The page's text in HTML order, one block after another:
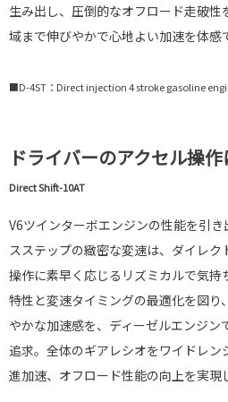
生み出し、圧倒的なオフロード走破
域まで伸びやかで心地よい加速を体感
■D-4ST：Direct injection 4 stroke gasoline
ドライバーのアクセル操作
Direct Shift-10AT
V6ツインターボエンジンの性能を引
スステップの緻密な変速は、ダイレ
操作に素早く応じるリズミカルで気
特性と変速タイミングの最適化を図
やかな加速感を、ディーゼルエンジ
追求。全体のギアレシオをワイドレ
進加速、オフロード性能の向上を実現